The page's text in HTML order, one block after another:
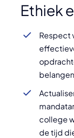
Ethiek
Respect
college
de tijd